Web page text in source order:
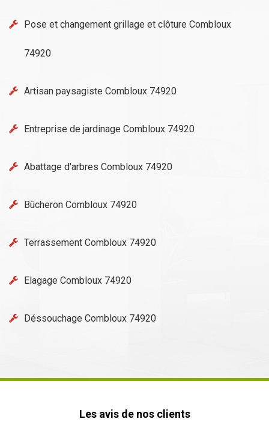
Pose et changement grillage et clôture Combloux
74920
Artisan paysagiste Combloux 74920
Entreprise de jardinage Combloux 74920
Abattage d'arbres Combloux 74920
Bûcheron Combloux 74920
Terrassement Combloux 74920
Elagage Combloux 74920
Déssouchage Combloux 74920
Les avis de nos clients